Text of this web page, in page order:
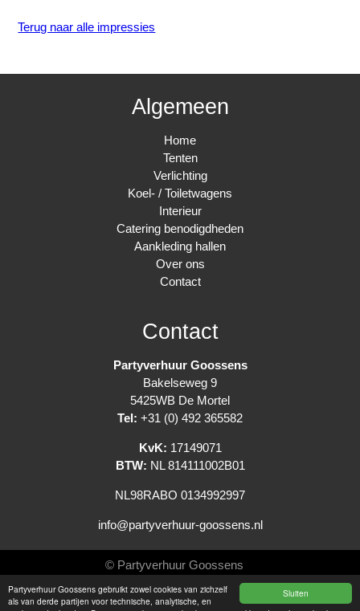
Sluiten
Partyverhuur Goossens gebruikt zowel cookies van zichzelf
als van derde partijen voor technische, analytische, en
Terug naar alle impressies
Algemeen
Home
Tenten
Verlichting
Koel- / Toiletwagens
Interieur
Catering benodigdheden
Aankleding hallen
Over ons
Contact
Contact
Partyverhuur Goossens
Bakelseweg 9
5425WB De Mortel
Tel: +31 (0) 492 365582
KvK: 17149071
BTW: NL 814111002B01
NL98RABO 0134992997
info@partyverhuur-goossens.nl
© Partyverhuur Goossens
Algemene voorwaarden